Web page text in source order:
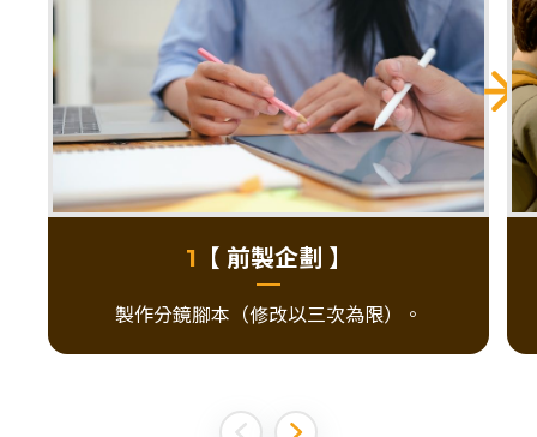
1 【 前製企劃 】
製作分鏡腳本（修改以三次為限）。